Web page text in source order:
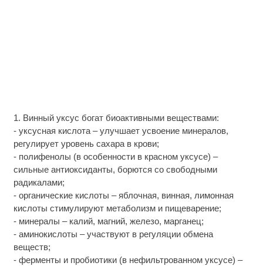
1. Винный уксус богат биоактивными веществами:
- уксусная кислота – улучшает усвоение минералов,
регулирует уровень сахара в крови;
- полифенолы (в особенности в красном уксусе) –
сильные антиоксиданты, борются со свободными
радикалами;
- органические кислоты – яблочная, винная, лимонная
кислоты стимулируют метаболизм и пищеварение;
- минералы – калий, магний, железо, марганец;
- аминокислоты – участвуют в регуляции обмена
веществ;
- ферменты и пробиотики (в нефильтрованном уксусе) –